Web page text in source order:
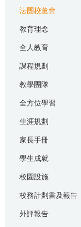
法團校董會
教育理念
全人教育
課程規劃
教學團隊
全方位學習
生涯規劃
家長手冊
學生成就
校園設施
校務計劃書及報告
外評報告